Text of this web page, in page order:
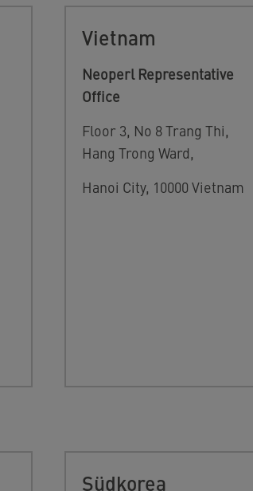
Vietnam
Neoperl Representative
Office
Floor 3, No 8 Trang Thi,
Hang Trong Ward,
Hanoi City, 10000 Vietnam
Südkorea